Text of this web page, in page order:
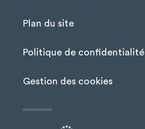
Menu Pied de page
Plan du site
Politique de confidentialité
Gestion des cookies